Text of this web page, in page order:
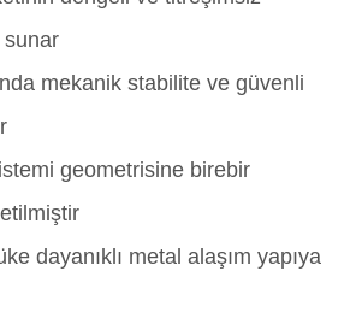
sunar
mekanik stabilite ve güvenli
geometrisine birebir
dayanıklı metal alaşım yapıya